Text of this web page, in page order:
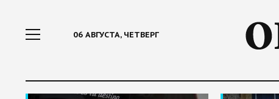
06 АВГУСТА, ЧЕТВЕРГ